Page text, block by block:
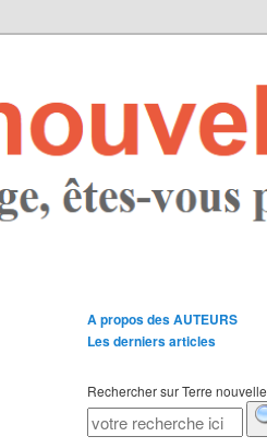
A propos des AUTEURS
Les derniers articles
Rechercher sur Terre nouvelle